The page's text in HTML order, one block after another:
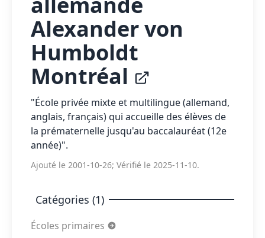
Alexander von
Humboldt
Montréal
"École privée mixte et multilingue (allemand,
anglais, français) qui accueille des élèves de
la prématernelle jusqu'au baccalauréat (12e
année)".
Ajouté le 2001-10-26; Vérifié le 2025-11-10.
Catégories (1)
Écoles primaires